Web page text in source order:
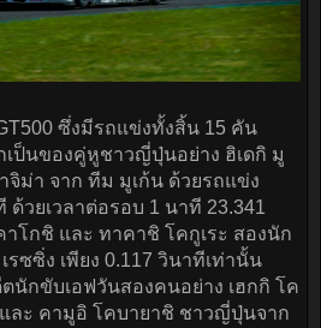
ซึ่งมีรถแข่งทั้งสิ้น 15 คัน
ป็นของคู่หูชาวญี่ปุ่นอย่าง ฮิเดกิ มู
จิม่า จาก ทีม มูเก้น ด้วยรถแข่ง
ด้วยเวลาต่อรอบ 1 นาที 23.341
โกชิ และ ทาคาชิ โคกูเระ สองนัก
ซซิ่ง เพียง 0.117 วินาทีเท่านั้น
นักขับเอฟวันสองคนอย่าง เฮกกิ โค
ละ คามูอิ โคบายาชิ ชาวญี่ปุ่นจาก